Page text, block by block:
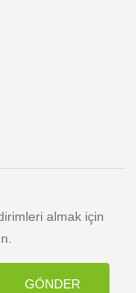
almak için
GÖNDER